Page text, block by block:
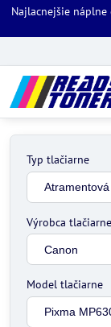
Najlacnejšie náplne
Typ tlačiarne
Výrobca tlačiarne
Model tlačiarne